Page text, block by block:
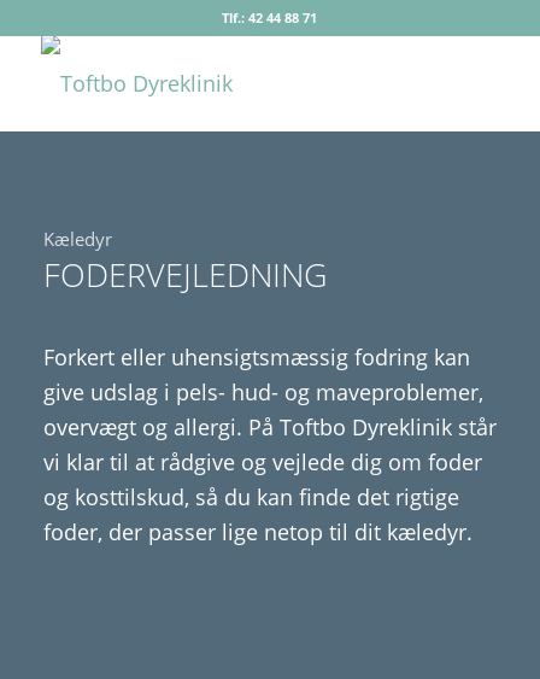
Tlf.: 42 44 88 71
Kæledyr
FODERVEJLEDNING
Forkert eller uhensigtsmæssig fodring kan
give udslag i pels- hud- og maveproblemer,
overvægt og allergi. På Toftbo Dyreklinik står
vi klar til at rådgive og vejlede dig om foder
og kosttilskud, så du kan finde det rigtige
foder, der passer lige netop til dit kæledyr.